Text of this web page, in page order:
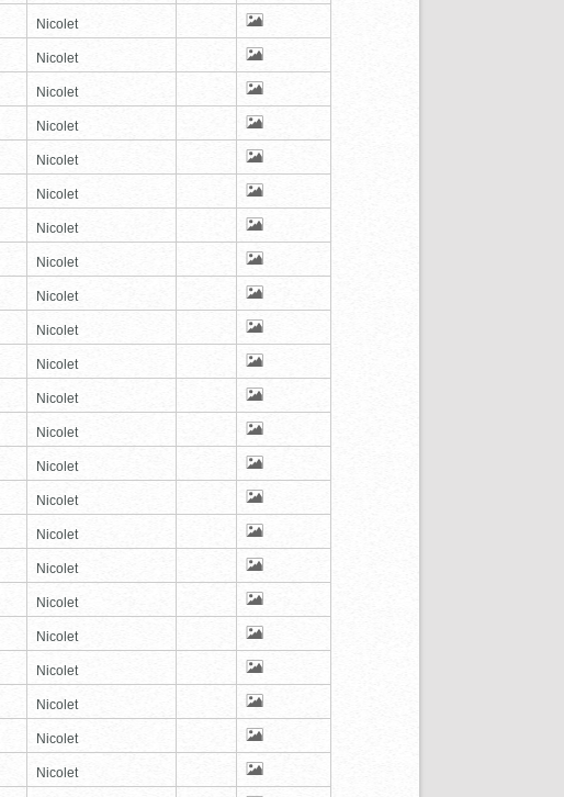
Nicolet
Nicolet
Nicolet
Nicolet
Nicolet
Nicolet
Nicolet
Nicolet
Nicolet
Nicolet
Nicolet
Nicolet
Nicolet
Nicolet
Nicolet
Nicolet
Nicolet
Nicolet
Nicolet
Nicolet
Nicolet
Nicolet
Nicolet